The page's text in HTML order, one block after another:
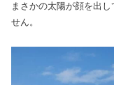
まさかの太陽が顔を出
せん。